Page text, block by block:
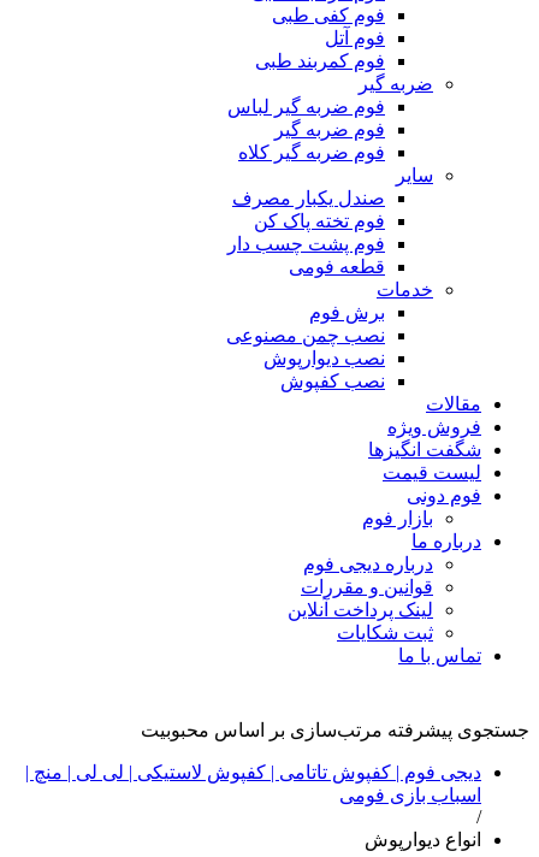
فوم کفی طبی
فوم آتل
فوم کمربند طبی
ضربه گیر
فوم ضربه گیر لباس
فوم ضربه گیر
فوم ضربه گیر کلاه
سایر
صندل یکبار مصرف
فوم تخته پاک کن
فوم پشت چسب دار
قطعه فومی
خدمات
برش فوم
نصب چمن مصنوعی
نصب دیوارپوش
نصب کفپوش
مقالات
فروش ویژه
شگفت انگیزها
لیست قیمت
فوم دونی
بازار فوم
درباره ما
درباره دیجی فوم
قوانین و مقررات
لینک پرداخت آنلاین
ثبت شکایات
تماس با ما
انواع دیوارپوش
جستجوی پیشرفته مرتب‌سازی بر اساس محبوبیت
دیجی فوم | کفپوش تاتامی | کفپوش لاستیکی | لی لی | منچ |
اسباب بازی فومی
/
انواع دیوارپوش